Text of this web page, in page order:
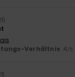
Verhältnis: 4/5